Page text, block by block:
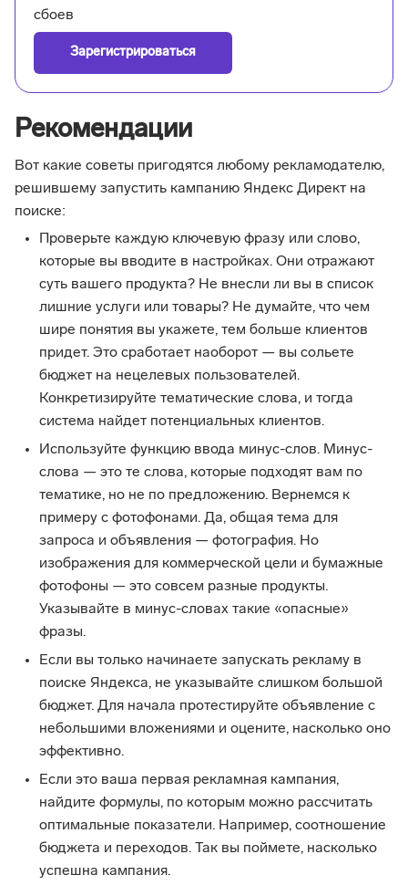
сбоев
Зарегистрироваться
Рекомендации
Вот какие советы пригодятся любому рекламодателю,
решившему запустить кампанию Яндекс Директ на
поиске:
Проверьте каждую ключевую фразу или слово,
которые вы вводите в настройках. Они отражают
суть вашего продукта? Не внесли ли вы в список
лишние услуги или товары? Не думайте, что чем
шире понятия вы укажете, тем больше клиентов
придет. Это сработает наоборот — вы сольете
бюджет на нецелевых пользователей.
Конкретизируйте тематические слова, и тогда
система найдет потенциальных клиентов.
Используйте функцию ввода минус-слов. Минус-
слова — это те слова, которые подходят вам по
тематике, но не по предложению. Вернемся к
примеру с фотофонами. Да, общая тема для
запроса и объявления — фотография. Но
изображения для коммерческой цели и бумажные
фотофоны — это совсем разные продукты.
Указывайте в минус-словах такие «опасные»
фразы.
Если вы только начинаете запускать рекламу в
поиске Яндекса, не указывайте слишком большой
бюджет. Для начала протестируйте объявление с
небольшими вложениями и оцените, насколько оно
эффективно.
Если это ваша первая рекламная кампания,
найдите формулы, по которым можно рассчитать
оптимальные показатели. Например, соотношение
бюджета и переходов. Так вы поймете, насколько
успешна кампания.